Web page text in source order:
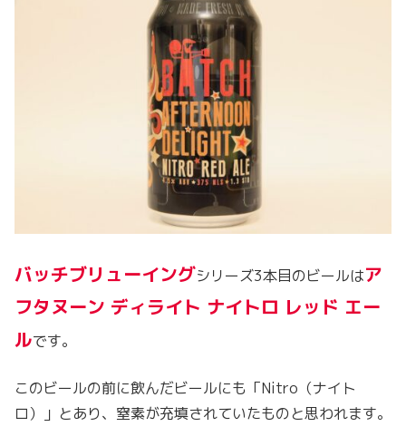
バッチブリューイングシリーズ3本目のビールはア
フタヌーン ディライト ナイトロ レッド エー
ルです。
このビールの前に飲んだビールにも「Nitro（ナイト
ロ）」とあり、窒素が充填されていたものと思われます。